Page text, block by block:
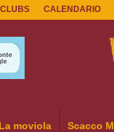
CALENDARIO
La moviola Scacco